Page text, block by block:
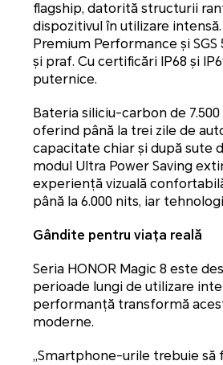
flagship, datorită structurii
dispozitivul în utilizare
Premium Performance și
și praf. Cu certificări IP68 și
puternice.
Bateria siliciu-carbon de
oferind până la trei zile de
capacitate chiar și după sute
modul Ultra Power Saving
experiență vizuală
până la 6.000 nits, iar
Gândite pentru viața reală
Seria HONOR Magic 8 este
perioade lungi de utilizare
performanță transformă
moderne.
„Smartphone-urile trebuie